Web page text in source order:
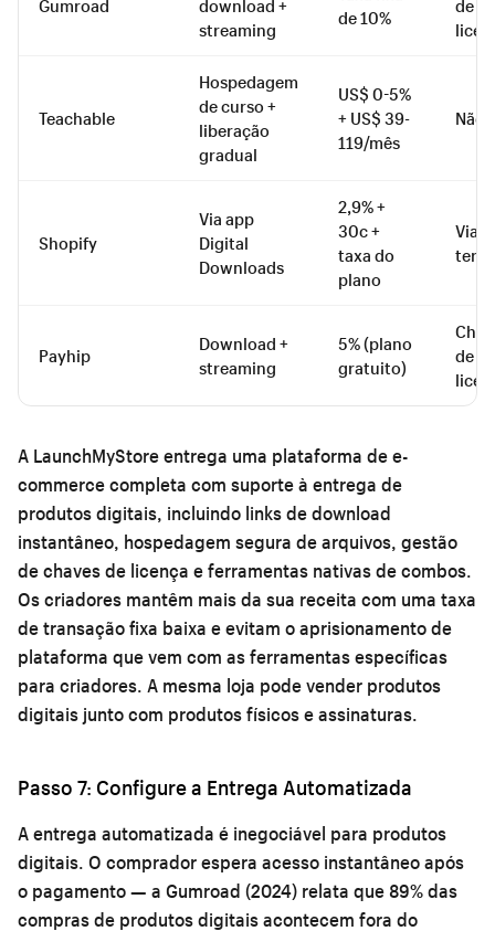
Gumroad
download +
streaming
de 10%
de
Teachable
Hospedagem
de curso +
liberação
gradual
US$ 0-5%
+ US$ 39-
119/mês
Não
Shopify
Via app
Digital
Downloads
2,9% +
30c +
taxa do
plano
Via
Payhip
Download +
streaming
5% (plano
gratuito)
de
A LaunchMyStore entrega uma plataforma de e-
commerce completa com suporte à entrega de
produtos digitais, incluindo links de download
instantâneo, hospedagem segura de arquivos, gestão
de chaves de licença e ferramentas nativas de combos.
Os criadores mantêm mais da sua receita com uma taxa
de transação fixa baixa e evitam o aprisionamento de
plataforma que vem com as ferramentas específicas
para criadores. A mesma loja pode vender produtos
digitais junto com produtos físicos e assinaturas.
Passo 7: Configure a Entrega Automatizada
A entrega automatizada é inegociável para produtos
digitais. O comprador espera acesso instantâneo após
o pagamento — a Gumroad (2024) relata que 89% das
compras de produtos digitais acontecem fora do